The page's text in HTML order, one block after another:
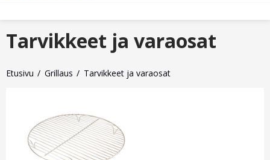
Etusivu Grillaus Tarvikkeet ja varaosat
Tarvikkeet ja varaosat